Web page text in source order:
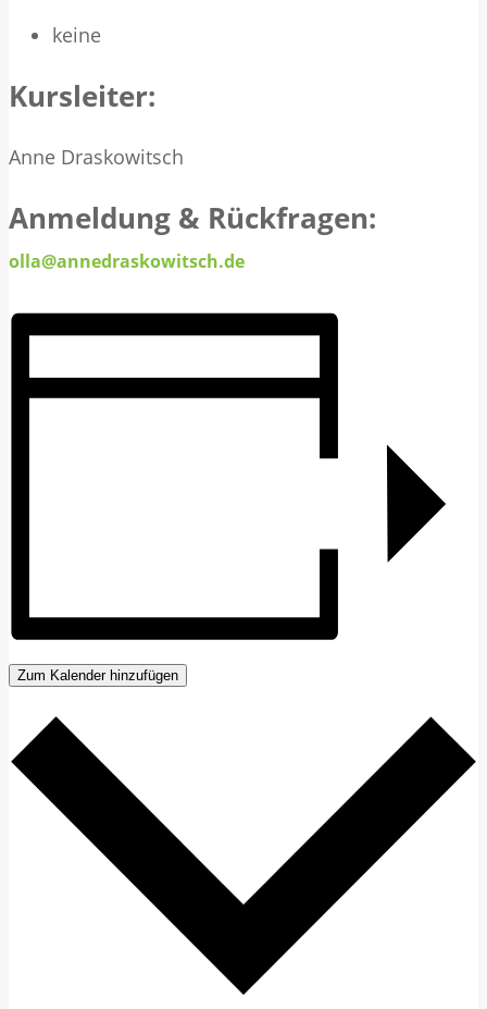
keine
Kursleiter:
Anne Draskowitsch
Anmeldung & Rückfragen:
olla@annedraskowitsch.de
Zum Kalender hinzufügen